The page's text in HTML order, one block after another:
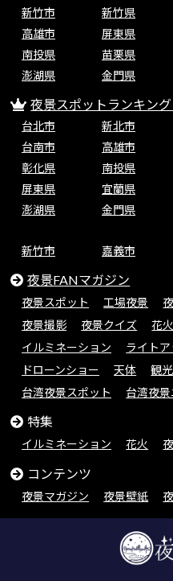
新竹市
新竹県
高雄市
屏東県
南投県
苗栗県
澎湖県
金門県
夜景スポットランキング
台北市 新北市
台南市
高雄市
彰化県
南投県
屏東県
宜蘭県
澎湖県
金門県
新竹市 嘉義市
夜景FANマガジン
夜景スポット 工場夜景
夜景撮影
夜景クイズ 花火
イルミネーション
ライト
ドローンショー
天体 観光
台湾夜景スポット
台湾夜景
特集
イルミネーション 花火
コンテンツ
夜景マガジン 夜景壁紙